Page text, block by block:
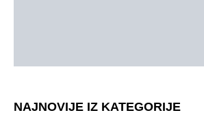
NAJNOVIJE IZ KATEGORIJE